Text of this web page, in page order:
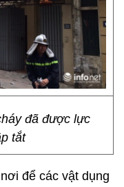
đã được lực
tắt
để các vật dụng